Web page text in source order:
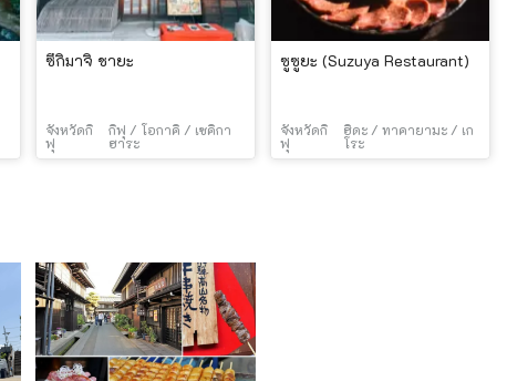
ซึกิมาจิ ชายะ
จังหวัดกิ
ฟุ
กิฟุ / โอกาคิ / เซคิกา
ฮาระ
ซูซูยะ (Suzuya Restaurant)
จังหวัดกิ
ฟุ
ฮิดะ / ทาคายามะ / เก
โระ